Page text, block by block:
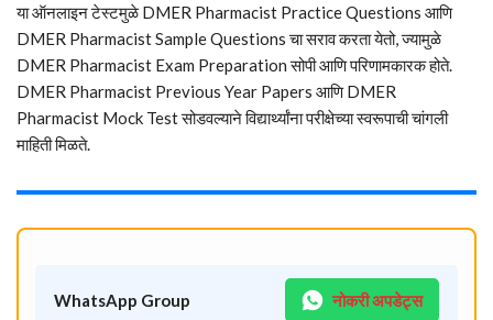
या ऑनलाइन टेस्टमुळे DMER Pharmacist Practice Questions आणि
DMER Pharmacist Sample Questions चा सराव करता येतो, ज्यामुळे
DMER Pharmacist Exam Preparation सोपी आणि परिणामकारक होते.
DMER Pharmacist Previous Year Papers आणि DMER
Pharmacist Mock Test सोडवल्याने विद्यार्थ्यांना परीक्षेच्या स्वरूपाची चांगली
माहिती मिळते.
WhatsApp Group नोकरी अपडेट्स